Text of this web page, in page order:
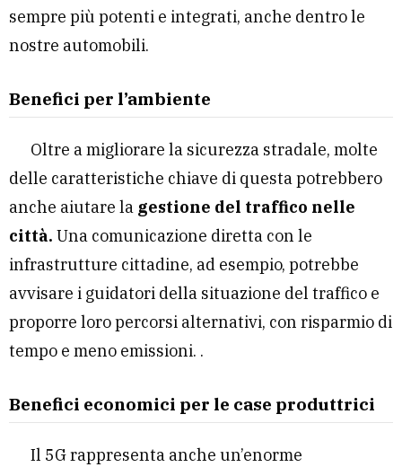
sempre più potenti e integrati, anche dentro le
nostre automobili.
Benefici per l’ambiente
Oltre a migliorare la sicurezza stradale, molte
delle caratteristiche chiave di questa potrebbero
anche aiutare la gestione del traffico nelle
città. Una comunicazione diretta con le
infrastrutture cittadine, ad esempio, potrebbe
avvisare i guidatori della situazione del traffico e
proporre loro percorsi alternativi, con risparmio di
tempo e meno emissioni. .
Benefici economici per le case produttrici
Il 5G rappresenta anche un’enorme